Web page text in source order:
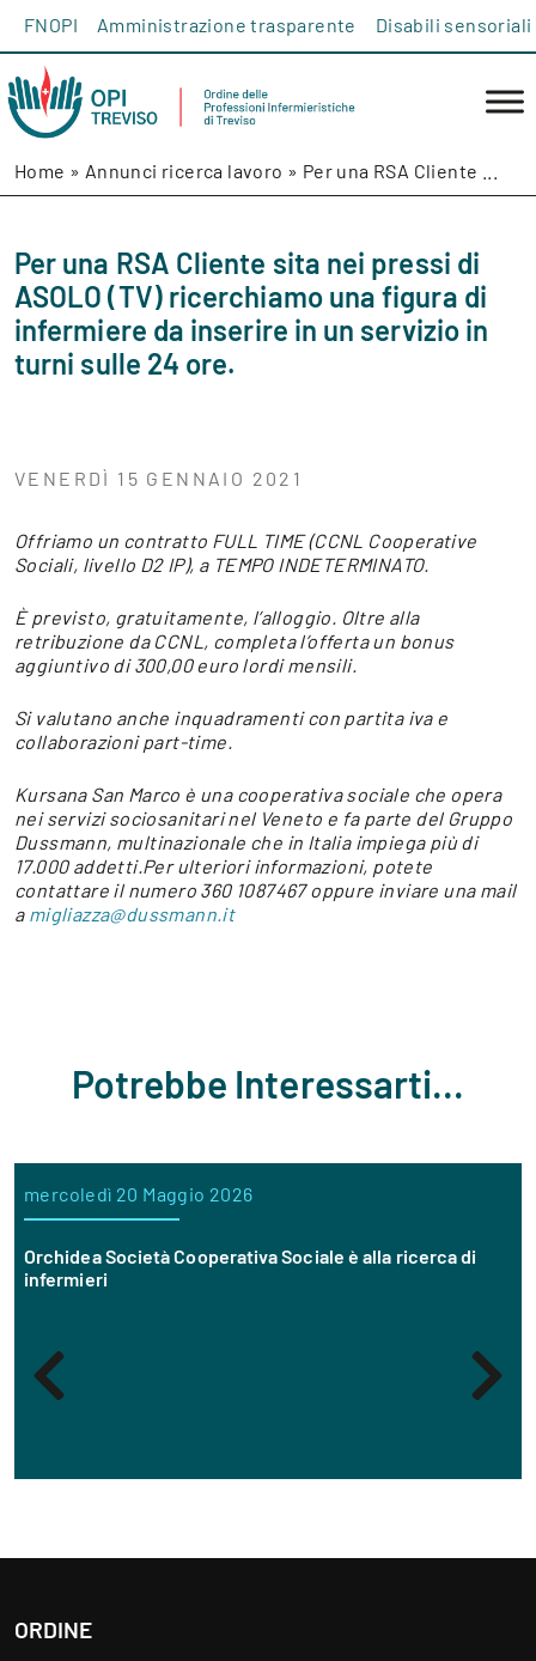
FNOPI Amministrazione trasparente Disabili sensoriali
Home » Annunci ricerca lavoro » Per una RSA Cliente ...
Per una RSA Cliente sita nei pressi di
ASOLO (TV) ricerchiamo una figura di
infermiere da inserire in un servizio in
turni sulle 24 ore.
VENERDÌ 15 GENNAIO 2021
Offriamo un contratto FULL TIME (CCNL Cooperative
Sociali, livello D2 IP), a TEMPO INDETERMINATO.
È previsto, gratuitamente, l’alloggio. Oltre alla
retribuzione da CCNL, completa l’offerta un bonus
aggiuntivo di 300,00 euro lordi mensili.
Si valutano anche inquadramenti con partita iva e
collaborazioni part-time.
Kursana San Marco è una cooperativa sociale che opera
nei servizi sociosanitari nel Veneto e fa parte del Gruppo
Dussmann, multinazionale che in Italia impiega più di
17.000 addetti.Per ulteriori informazioni, potete
contattare il numero 360 1087467 oppure inviare una mail
a migliazza@dussmann.it
Potrebbe Interessarti...
mercoledì 20 Maggio 2026
Orchidea Società Cooperativa Sociale è alla ricerca di
infermieri
ORDINE